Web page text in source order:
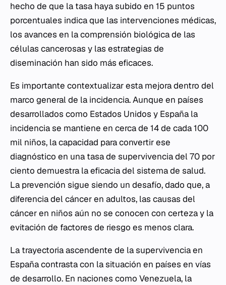
hecho de que la tasa haya subido en 15 puntos
porcentuales indica que las intervenciones médicas,
los avances en la comprensión biológica de las
células cancerosas y las estrategias de
diseminación han sido más eficaces.
Es importante contextualizar esta mejora dentro del
marco general de la incidencia. Aunque en países
desarrollados como Estados Unidos y España la
incidencia se mantiene en cerca de 14 de cada 100
mil niños, la capacidad para convertir ese
diagnóstico en una tasa de supervivencia del 70 por
ciento demuestra la eficacia del sistema de salud.
La prevención sigue siendo un desafío, dado que, a
diferencia del cáncer en adultos, las causas del
cáncer en niños aún no se conocen con certeza y la
evitación de factores de riesgo es menos clara.
La trayectoria ascendente de la supervivencia en
España contrasta con la situación en países en vías
de desarrollo. En naciones como Venezuela, la